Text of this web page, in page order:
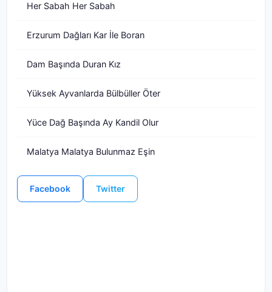
Her Sabah Her Sabah
Erzurum Dağları Kar İle Boran
Dam Başında Duran Kız
Yüksek Ayvanlarda Bülbüller Öter
Yüce Dağ Başında Ay Kandil Olur
Malatya Malatya Bulunmaz Eşin
Facebook Twitter